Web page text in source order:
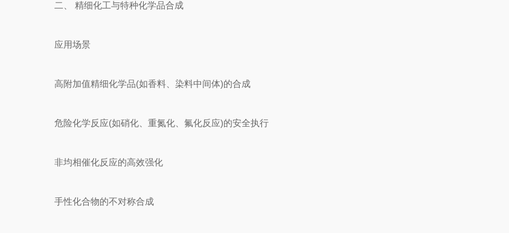
二、 精细化工与特种化学品合成
应用场景
高附加值精细化学品(如香料、染料中间体)的合成
危险化学反应(如硝化、重氮化、氟化反应)的安全执行
非均相催化反应的高效强化
手性化合物的不对称合成